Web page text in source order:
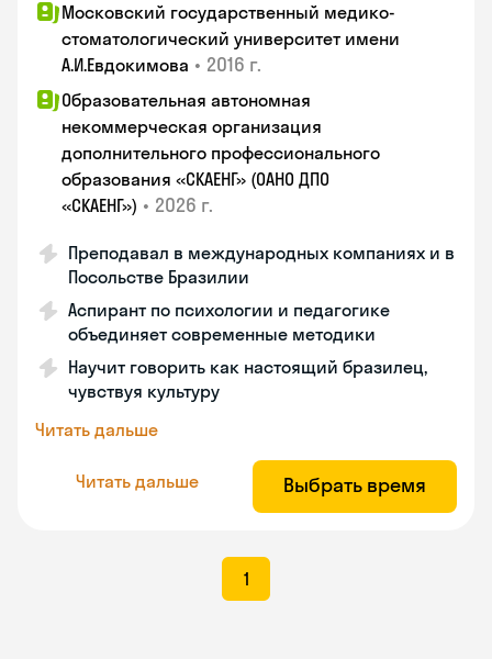
Московский государственный медико-
стоматологический университет имени
А.И.Евдокимова • 2016 г.
Образовательная автономная
некоммерческая организация
дополнительного профессионального
образования «СКАЕНГ» (ОАНО ДПО
«СКАЕНГ») • 2026 г.
Преподавал в международных компаниях и в
Посольстве Бразилии
Аспирант по психологии и педагогике
объединяет современные методики
Научит говорить как настоящий бразилец,
чувствуя культуру
Читать дальше
Читать дальше Выбрать время
1